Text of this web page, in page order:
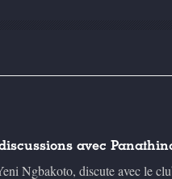
avec
Ngbakoto, discute avec le